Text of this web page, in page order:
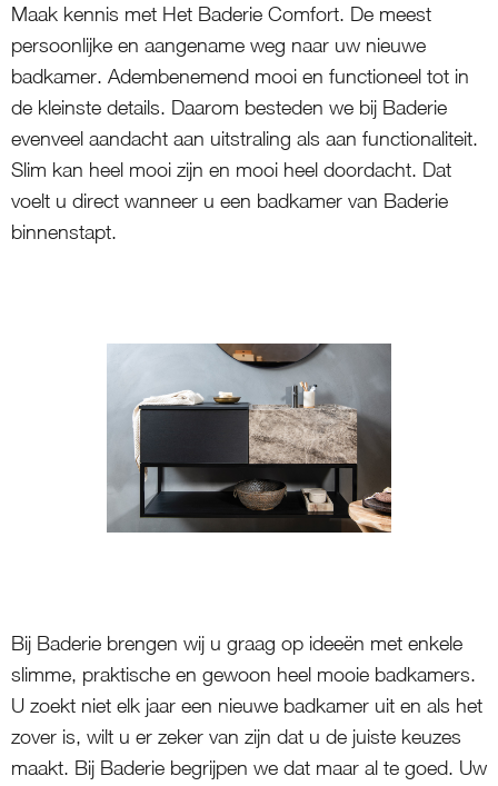
Maak kennis met Het Baderie Comfort. De meest
persoonlijke en aangename weg naar uw nieuwe
badkamer. Adembenemend mooi en functioneel tot in
de kleinste details. Daarom besteden we bij Baderie
evenveel aandacht aan uitstraling als aan functionaliteit.
Slim kan heel mooi zijn en mooi heel doordacht. Dat
voelt u direct wanneer u een badkamer van Baderie
binnenstapt.
Bij Baderie brengen wij u graag op ideeën met enkele
slimme, praktische en gewoon heel mooie badkamers.
U zoekt niet elk jaar een nieuwe badkamer uit en als het
zover is, wilt u er zeker van zijn dat u de juiste keuzes
maakt. Bij Baderie begrijpen we dat maar al te goed. Uw